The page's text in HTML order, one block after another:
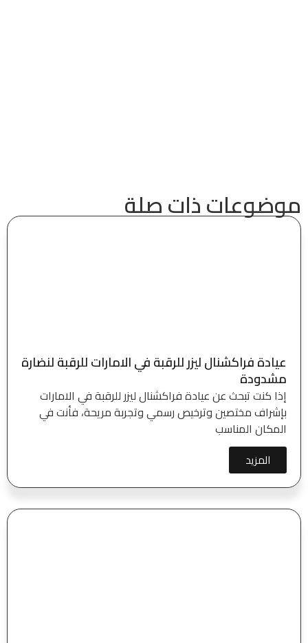
موضوعات ذات صلة
عيادة فراكشنال ليزر للرقبة في الامارات للرقبة لنضارة
مشدودة
إذا كنت تبحث عن عيادة فراكشنال ليزر للرقبة في الامارات
بإشراف مختصين وترخيص رسمي وتجربة مريحة، فأنت في
المكان المناسب
المزيد